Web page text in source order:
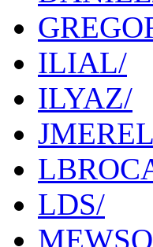
ILIAL/
ILYAZ/
LDS/